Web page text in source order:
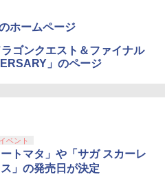
】Xbox Elite ワイヤレス コン
ー Series 2 Core Edition (ホワ
鬼滅の刃」無限城編 第一章 猗
通常版 [DVD]
「鬼滅の刃」無限城編 第一章 猗
完全生産限定版 [Blu-ray]
ホームページ
ゴンクエスト＆ファイナル
」のページ
イベント
ートマタ」や「サガ スカーレ
」の発売日が決定